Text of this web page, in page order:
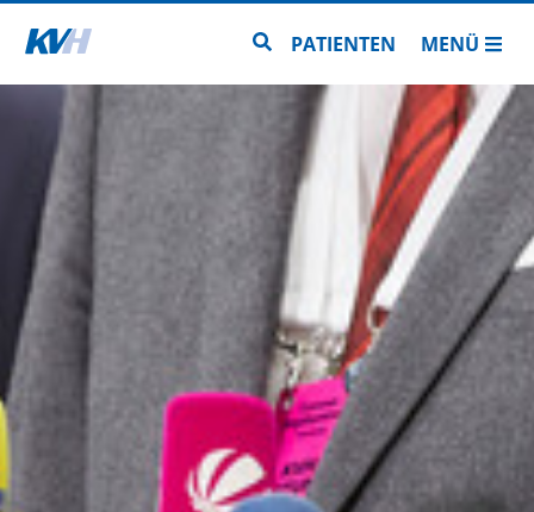
Zur Startseite Zur Seitensuche
PATIENTEN MENÜ